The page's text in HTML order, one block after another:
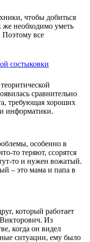
чтобы добиться
же необходимо уметь
Поэтому все
состыковки
сравнительно
требующая хороших
информатики.
особенно в
то теряют, ссорятся
то и нужен вожатый.
– это мама и папа в
который работает
Из
когда он видел
ситуации, ему было